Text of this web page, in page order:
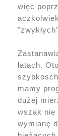
więc
latach.
mamy
dużej
wszak nie
wymianę